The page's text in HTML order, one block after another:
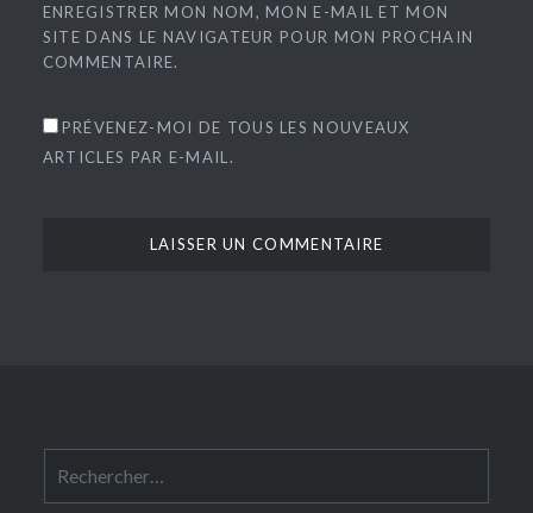
ENREGISTRER MON NOM, MON E-MAIL ET MON
SITE DANS LE NAVIGATEUR POUR MON PROCHAIN
COMMENTAIRE.
PRÉVENEZ-MOI DE TOUS LES NOUVEAUX
ARTICLES PAR E-MAIL.